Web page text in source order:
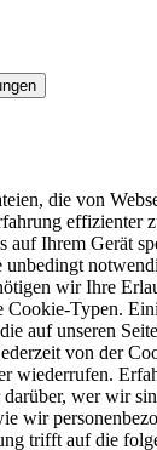
die von
effizienter
auf Ihrem Gerät
unbedingt
wir Ihre
Cookie-Typen.
auf unseren
von der
wiederrufen.
wer wir
wir
trifft auf die